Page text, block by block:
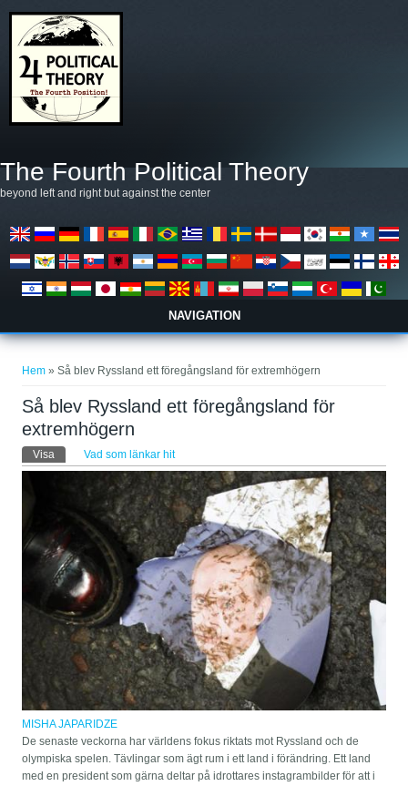
The Fourth Political Theory
beyond left and right but against the center
NAVIGATION
Du är här
Hem » Så blev Ryssland ett föregångsland för extremhögern
Så blev Ryssland ett föregångsland för
extremhögern
Primära flikar
Visa (aktiv flik)Vad som länkar hit
MISHA JAPARIDZE
De senaste veckorna har världens fokus riktats mot Ryssland och de
olympiska spelen. Tävlingar som ägt rum i ett land i förändring. Ett land
med en president som gärna deltar på idrottares instagrambilder för att i